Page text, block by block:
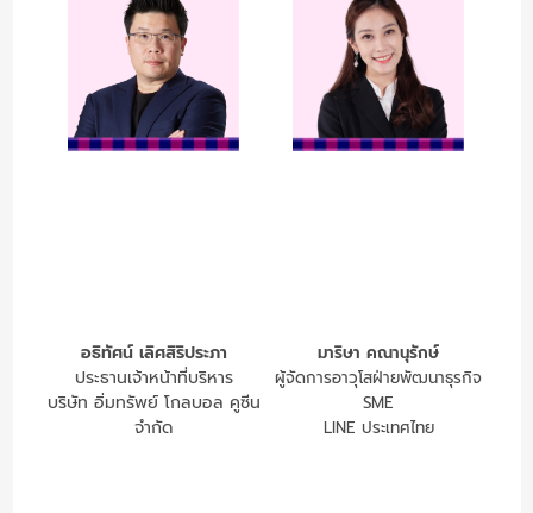
อธิทัศน์ เลิศสิริประภา
ประธานเจ้าหน้าที่บริหาร
บริษัท อิ่มทรัพย์ โกลบอล คูซีน
จำกัด
มาริษา คณานุรักษ์
ผู้จัดการอาวุโสฝ่ายพัฒนาธุรกิจ
SME
LINE ประเทศไทย